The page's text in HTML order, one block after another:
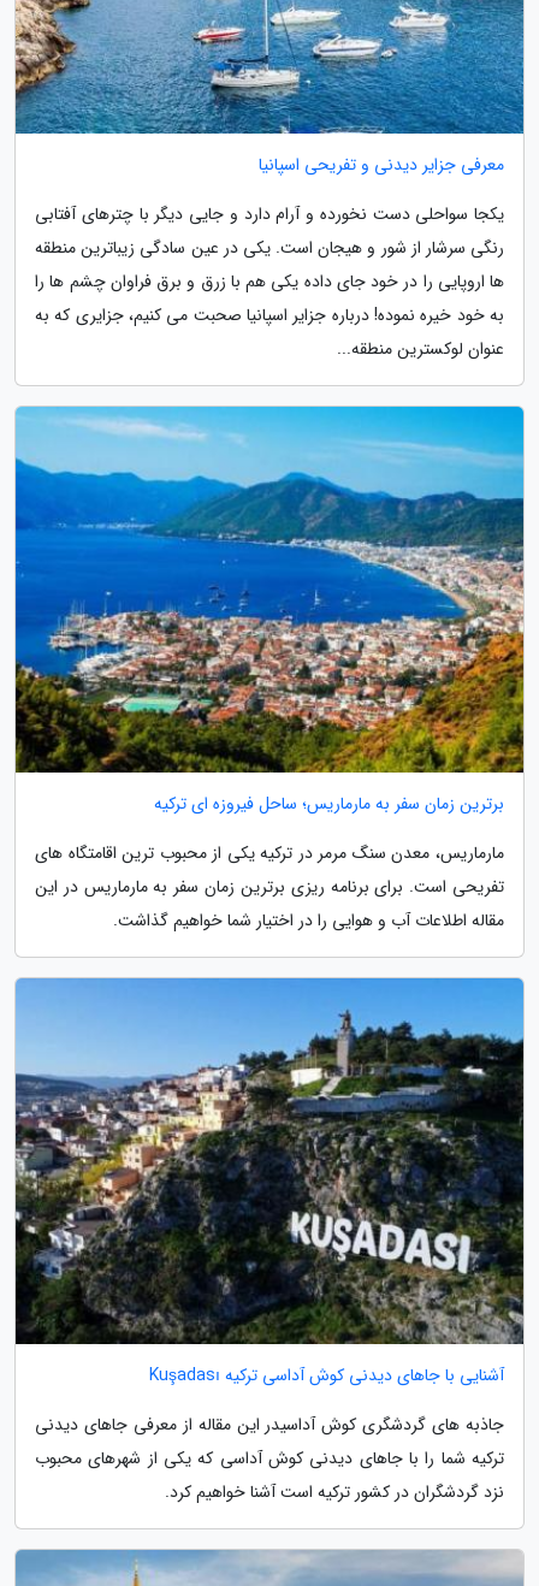
معرفی جزایر دیدنی و تفریحی اسپانیا
یکجا سواحلی دست نخورده و آرام دارد و جایی دیگر با چترهای آفتابی
رنگی سرشار از شور و هیجان است. یکی در عین سادگی زیباترین منطقه
ها اروپایی را در خود جای داده یکی هم با زرق و برق فراوان چشم ها را
به خود خیره نموده! درباره جزایر اسپانیا صحبت می کنیم، جزایری که به
عنوان لوکسترین منطقه...
برترین زمان سفر به مارماریس؛ ساحل فیروزه ای ترکیه
مارماریس، معدن سنگ مرمر در ترکیه یکی از محبوب ترین اقامتگاه های
تفریحی است. برای برنامه ریزی برترین زمان سفر به مارماریس در این
مقاله اطلاعات آب و هوایی را در اختیار شما خواهیم گذاشت.
آشنایی با جاهای دیدنی کوش آداسی ترکیه Kuşadası
جاذبه های گردشگری کوش آداسیدر این مقاله از معرفی جاهای دیدنی
ترکیه شما را با جاهای دیدنی کوش آداسی که یکی از شهرهای محبوب
نزد گردشگران در کشور ترکیه است آشنا خواهیم کرد.